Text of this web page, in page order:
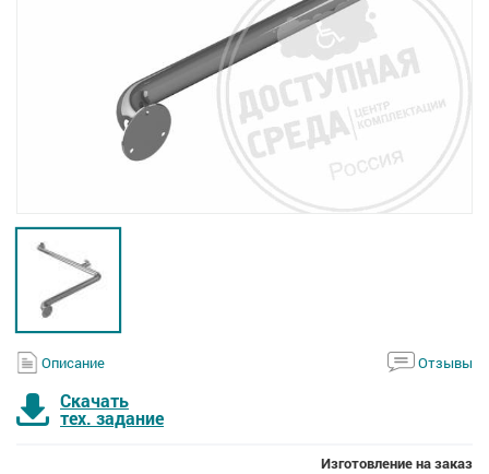
Описание Отзывы
Скачать
тех. задание
Изготовление на заказ